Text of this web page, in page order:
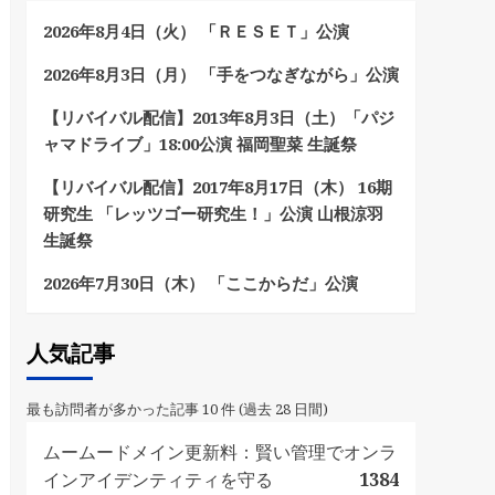
2026年8月4日（火） 「ＲＥＳＥＴ」公演
2026年8月3日（月） 「手をつなぎながら」公演
【リバイバル配信】2013年8月3日（土）「パジ
ャマドライブ」18:00公演 福岡聖菜 生誕祭
【リバイバル配信】2017年8月17日（木） 16期
研究生 「レッツゴー研究生！」公演 山根涼羽
生誕祭
2026年7月30日（木） 「ここからだ」公演
人気記事
最も訪問者が多かった記事 10 件 (過去 28 日間)
ムームードメイン更新料：賢い管理でオンラ
インアイデンティティを守る
1384